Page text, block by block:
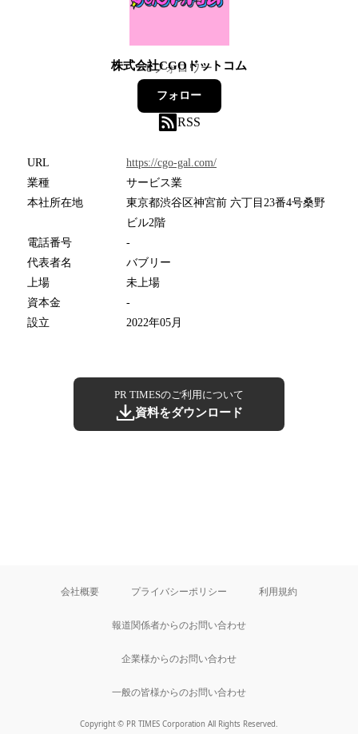
株式会社CGOドットコム
8フォロワー
フォロー
RSS
URL
https://cgo-gal.com/
業種
サービス業
本社所在地
東京都渋谷区神宮前 六丁目23番4号桑野
ビル2階
電話番号
-
代表者名
バブリー
上場
未上場
資本金
-
設立
2022年05月
PR TIMESのご利用について
資料をダウンロード
会社概要 プライバシーポリシー 利用規約
報道関係者からのお問い合わせ
企業様からのお問い合わせ
一般の皆様からのお問い合わせ
Copyright © PR TIMES Corporation All Rights Reserved.